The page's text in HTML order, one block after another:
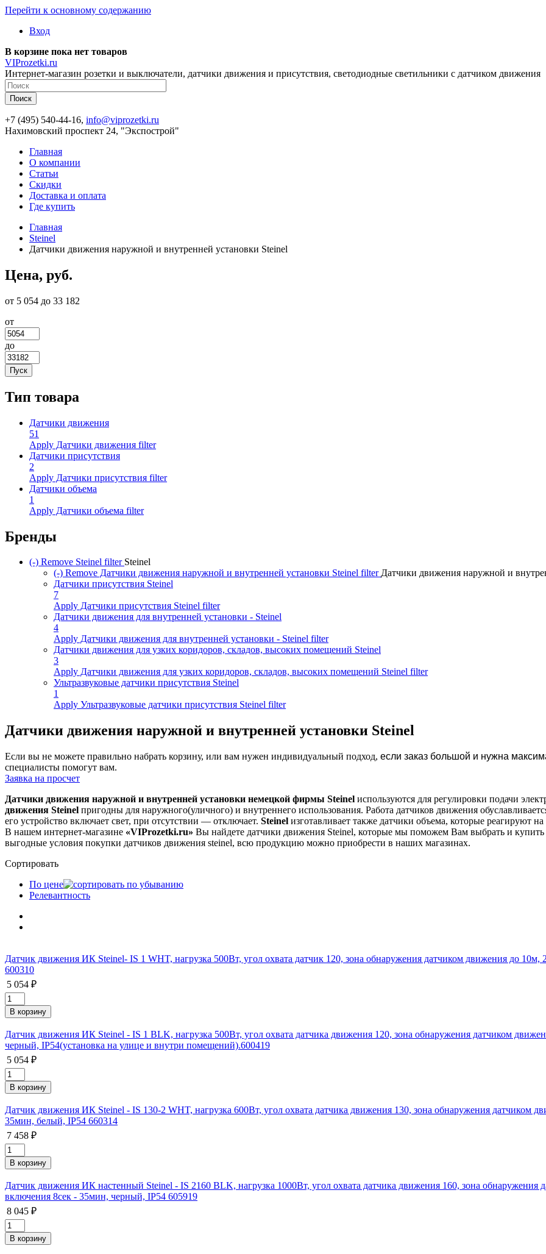
Перейти к основному содержанию
Вход
В корзине пока нет товаров
VIProzetki.ru
Интернет-магазин розетки и выключатели, датчики движения и присутствия, светодиодные светильники с датчиком движения
+7 (495) 540-44-16, info@viprozetki.ru
Нахимовский проспект 24, "Экспострой"
Главная
О компании
Статьи
Скидки
Доставка и оплата
Где купить
Главная
Steinel
Датчики движения наружной и внутренней установки Steinel
Цена, руб.
от 5 054 до 33 182
от
до
Тип товара
Датчики движения
51
Apply Датчики движения filter
Датчики присутствия
2
Apply Датчики присутствия filter
Датчики объема
1
Apply Датчики объема filter
Бренды
(-) Remove Steinel filter Steinel
(-) Remove Датчики движения наружной и внутренней установки Steinel filterДатчики движения наружной и
Датчики присутствия Steinel
7
Apply Датчики присутствия Steinel filter
Датчики движения для внутренней установки - Steinel
4
Apply Датчики движения для внутренней установки - Steinel filter
Датчики движения для узких коридоров, складов, высоких помещений Steinel
3
Apply Датчики движения для узких коридоров, складов, высоких помещений Steinel filter
Ультразвуковые датчики присутствия Steinel
1
Apply Ультразвуковые датчики присутствия Steinel filter
Датчики движения наружной и внутренней установки Steinel
Если вы не можете правильно набрать корзину, или вам нужен индивидуальный подход, если заказ большой и нужна
специалисты помогут вам.
Заявка на просчет
Датчики движения наружной и внутренней установки немецкой фирмы Steinel используются для регулировки подачи
движения Steinel пригодны для наружного(уличного) и внутреннего использования. Работа датчиков движения
его устройство включает свет, при отсутствии — отключает. Steinel изготавливает также датчики объема, которые реагируют
В нашем интернет-магазине «VIProzetki.ru» Вы найдете датчики движения Steinel, которые мы поможем Вам выбрать и
выгодные условия покупки датчиков движения steinel, всю продукцию можно приобрести в наших магазинах.
Сортировать
По цене
Релевантность
Датчик движения ИК Steinel- IS 1 WHT, нагрузка 500Вт, угол охвата датчик 120, зона обнаружения датчиком движения до
600310
5 054 ₽
Датчик движения ИК Steinel - IS 1 BLK, нагрузка 500Вт, угол охвата датчика движения 120, зона обнаружения датчиком
черный, IP54(установка на улице и внутри помещений).600419
5 054 ₽
Датчик движения ИК Steinel - IS 130-2 WHT, нагрузка 600Вт, угол охвата датчика движения 130, зона обнаружения датчиком
35мин, белый, IP54 660314
7 458 ₽
Датчик движения ИК настенный Steinel - IS 2160 BLK, нагрузка 1000Вт, угол охвата датчика движения 160, зона
включения 8сек - 35мин, черный, IP54 605919
8 045 ₽